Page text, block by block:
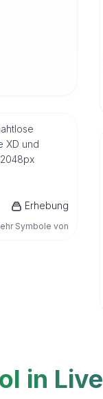
XD und
Erhebung
Symbole von
in Live